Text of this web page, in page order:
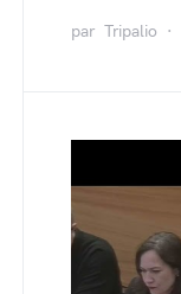
par Tripalio